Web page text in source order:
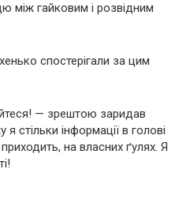
між гайковим і розвідним
спостерігали за цим
— зрештою заридав
інформації в голові
на власних ґулях. Я